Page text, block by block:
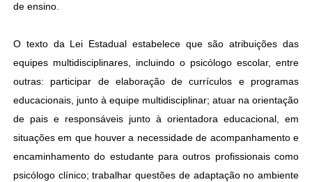
de ensino.
O texto da Lei Estadual estabelece que são atribuições das
equipes multidisciplinares, incluindo o psicólogo escolar, entre
outras: participar de elaboração de currículos e programas
educacionais, junto à equipe multidisciplinar; atuar na orientação
de pais e responsáveis junto à orientadora educacional, em
situações em que houver a necessidade de acompanhamento e
encaminhamento do estudante para outros profissionais como
psicólogo clínico; trabalhar questões de adaptação no ambiente